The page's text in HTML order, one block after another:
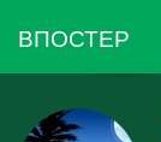
ВПОСТЕР